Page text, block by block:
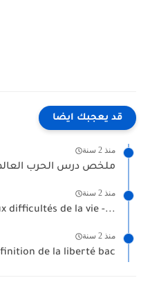
قد يعجبك ايضا
منذ 2 سنة
ملخص درس الحرب
منذ 2 سنة
difficultés de la vie -...
منذ 2 سنة
de la liberté bac